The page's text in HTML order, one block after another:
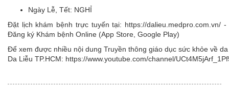
Ngày Lễ, Tết: NGHỈ
Đặt lịch khám bệnh trực tuyến tại: https://dalieu.medpro.com.vn/
Đăng ký Khám bệnh Online (App Store, Google Play)
Để xem được nhiều nội dung Truyền thông giáo dục sức khỏe về
Da Liễu TP.HCM: https://www.youtube.com/channel/